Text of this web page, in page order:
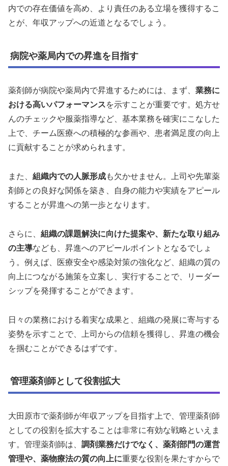
内での存在価値を高め、より責任のある立場を獲得するこ
とが、年収アップへの近道となるでしょう。
病院や薬局内での昇進を目指す
薬剤師が病院や薬局内で昇進するためには、まず、 業務に
おける高いパフォーマンスを示すことが重要です。処方せ
んのチェックや服薬指導など、基本業務を確実にこなした
上で、チーム医療への積極的な参画や、患者満足度の向上
に貢献することが求められます。
また、 組織内での人脈形成も欠かせません。上司や先輩薬
剤師との良好な関係を築き、自身の能力や実績をアピール
することが昇進への第一歩となります。
さらに、 組織の課題解決に向けた提案や、新たな取り組み
の主導なども、昇進へのアピールポイントとなるでしょ
う。例えば、医療安全や感染対策の強化など、組織の質の
向上につながる施策を立案し、実行することで、リーダー
シップを発揮することができます。
日々の業務における着実な成果と、組織の発展に寄与する
姿勢を示すことで、上司からの信頼を獲得し、昇進の機会
を掴むことができるはずです。
管理薬剤師として役割拡大
大田原市で薬剤師が年収アップを目指す上で、管理薬剤師
としての役割を拡大することは非常に有効な戦略といえま
す。管理薬剤師は、 調剤業務だけでなく、薬剤部門の運営
管理や、薬物療法の質の向上に重要な役割を果たすからで